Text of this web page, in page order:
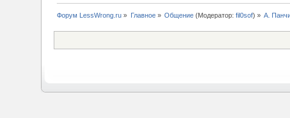
Форум LessWrong.ru » Главное» Общение (Модератор:fil0sof) » А.